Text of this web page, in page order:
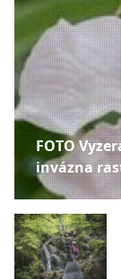
FOTO
invázna